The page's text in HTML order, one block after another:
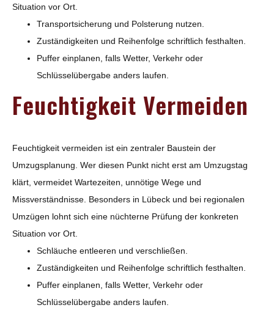
Situation vor Ort.
Transportsicherung und Polsterung nutzen.
Zuständigkeiten und Reihenfolge schriftlich festhalten.
Puffer einplanen, falls Wetter, Verkehr oder
Schlüsselübergabe anders laufen.
Feuchtigkeit Vermeiden
Feuchtigkeit vermeiden ist ein zentraler Baustein der
Umzugsplanung. Wer diesen Punkt nicht erst am Umzugstag
klärt, vermeidet Wartezeiten, unnötige Wege und
Missverständnisse. Besonders in Lübeck und bei regionalen
Umzügen lohnt sich eine nüchterne Prüfung der konkreten
Situation vor Ort.
Schläuche entleeren und verschließen.
Zuständigkeiten und Reihenfolge schriftlich festhalten.
Puffer einplanen, falls Wetter, Verkehr oder
Schlüsselübergabe anders laufen.